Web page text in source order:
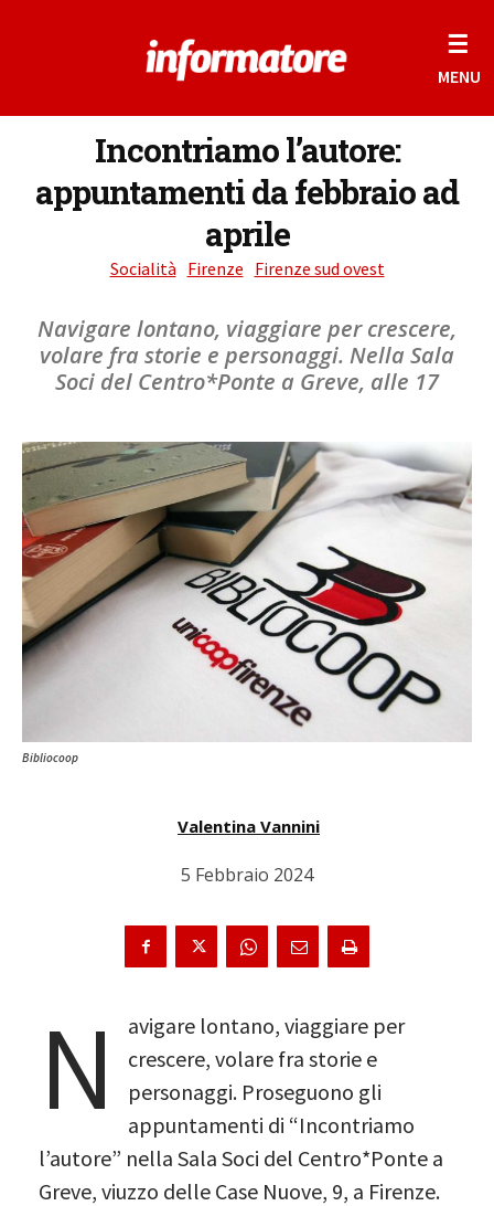
☰
MENU
Incontriamo l’autore:
appuntamenti da febbraio ad
aprile
Socialità Firenze Firenze sud ovest
Navigare lontano, viaggiare per crescere,
volare fra storie e personaggi. Nella Sala
Soci del Centro*Ponte a Greve, alle 17
Bibliocoop
Valentina Vannini
5 Febbraio 2024
N
avigare lontano, viaggiare per
crescere, volare fra storie e
personaggi. Proseguono gli
appuntamenti di “Incontriamo
l’autore” nella Sala Soci del Centro*Ponte a
Greve, viuzzo delle Case Nuove, 9, a Firenze.